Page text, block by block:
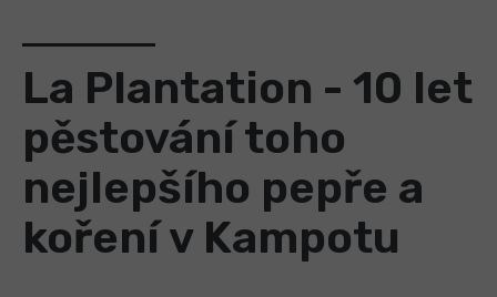
La Plantation - 10 let
pěstování toho
nejlepšího pepře a
koření v Kampotu